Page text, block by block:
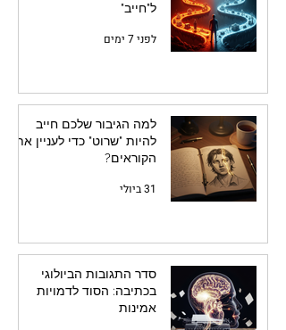
ל"חייב"
לפני 7 ימים
למה הגיבור שלכם חייב
להיות "שרוט" כדי לעניין את
הקוראים?
31 ביולי
סדר התגובות הביולוגי
בכתיבה: הסוד לדמויות
אמינות